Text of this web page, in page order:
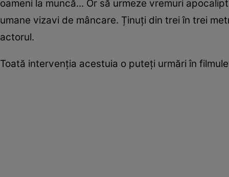
oameni la muncă... Or să urmeze vremuri
umane vizavi de mâncare. Ținuți din trei în trei
actorul.
Toată intervenția acestuia o puteți urmări în